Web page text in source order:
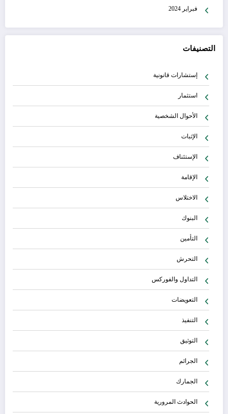
فبراير 2024
التصنيفات
إستشارات قانونية
استثمار
الأحوال الشخصية
الإثبات
الإستئناف
الإقامة
الاختلاس
البنوك
التأمين
التحرش
التداول والفوركس
التعويضات
التنفيذ
التوثيق
الجرائم
الجمارك
الحوادث المرورية